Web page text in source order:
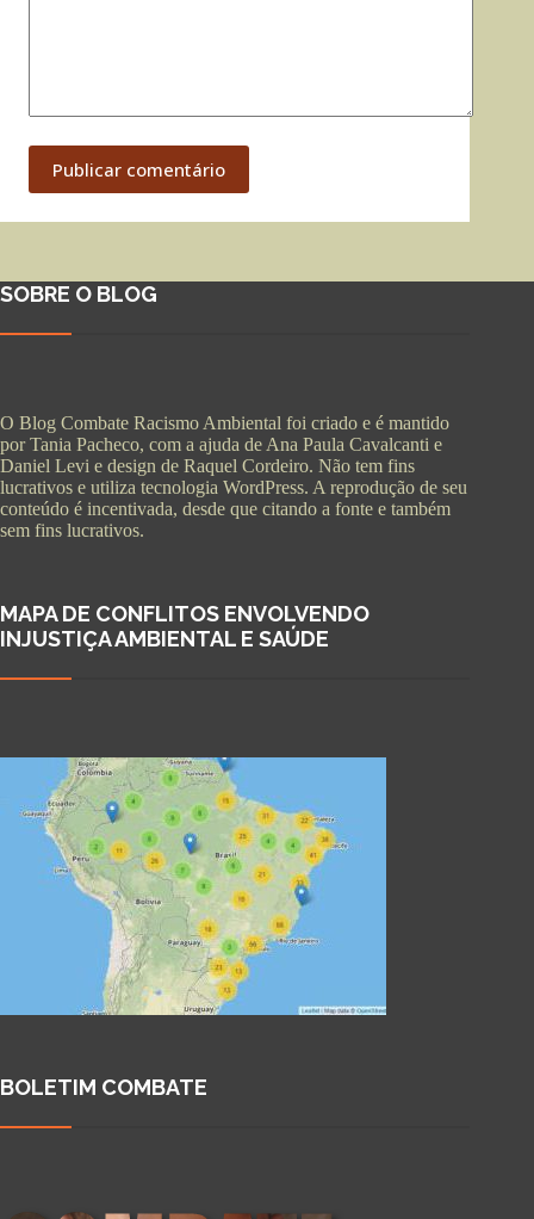
Publicar comentário
SOBRE O BLOG
O Blog Combate Racismo Ambiental foi criado e é mantido
por Tania Pacheco, com a ajuda de Ana Paula Cavalcanti e
Daniel Levi e design de Raquel Cordeiro. Não tem fins
lucrativos e utiliza tecnologia WordPress. A reprodução de seu
conteúdo é incentivada, desde que citando a fonte e também
sem fins lucrativos.
MAPA DE CONFLITOS ENVOLVENDO
INJUSTIÇA AMBIENTAL E SAÚDE
BOLETIM COMBATE